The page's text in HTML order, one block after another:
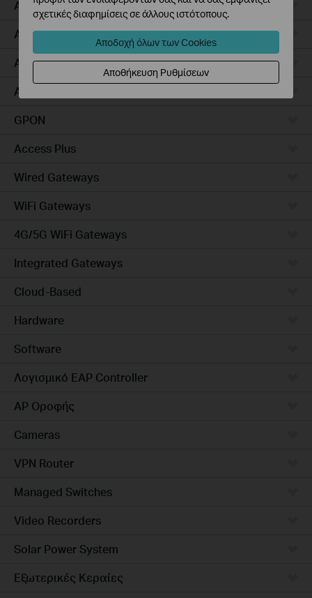
Access Pro
Aggregation
Access Max
Access
GPON
Access Plus
Wired Gateways
WiFi Gateways
4G/5G WiFi Gateways
Integrated Gateways
Cloud-Based
Hardware
Software
Λογισμικό EAP Controller
AP Οροφής
Cameras
VPN Router
Managed Switches
Video Recorders
Solar Power System
Εξωτερικές Κεραίες
σχετικές διαφημίσεις σε άλλους ιστότοπους.
Αποδοχή όλων των Cookies
Αποθήκευση Ρυθμίσεων